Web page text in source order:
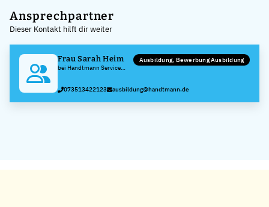
+
−
Ansprechpartner
Dieser Kontakt hilft dir weiter
Frau Sarah Heim
bei Handtmann Service
Ausbildung, Bewerbung Ausbildung
073513422123 ausbildung@handtmann.de